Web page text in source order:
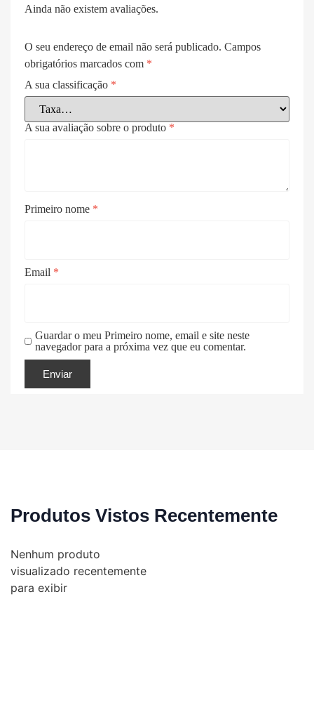
Ainda não existem avaliações.
O seu endereço de email não será publicado. Campos
obrigatórios marcados com *
A sua classificação *
A sua avaliação sobre o produto *
Primeiro nome *
Email *
Guardar o meu Primeiro nome, email e site neste
navegador para a próxima vez que eu comentar.
Produtos Vistos Recentemente
Nenhum produto
visualizado recentemente
para exibir